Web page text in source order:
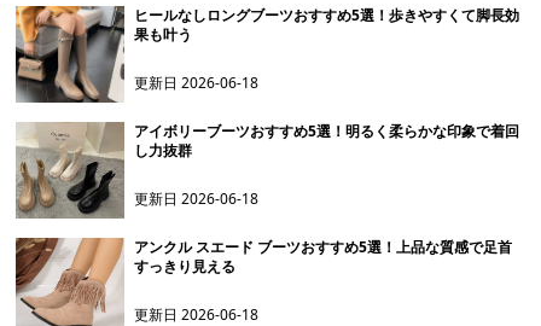
ヒールなしロングブーツおすすめ5選！歩きやすくて脚長効
果も叶う
更新日2026-06-18
アイボリーブーツおすすめ5選！明るく柔らかな印象で着回
し力抜群
更新日2026-06-18
アンクル スエード ブーツおすすめ5選！上品な質感で足首
すっきり見える
更新日2026-06-18